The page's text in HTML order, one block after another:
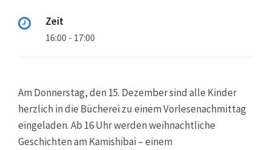
Zeit
16:00 - 17:00
Am Donnerstag, den 15. Dezember sind alle Kinder
herzlich in die Bücherei zu einem Vorlesenachmittag
eingeladen. Ab 16 Uhr werden weihnachtliche
Geschichten am Kamishibai – einem